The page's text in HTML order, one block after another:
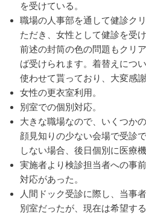
を受けている。
職場の人事部を通して健診ク
ただき、女性として健診を受
前述の封筒の色の問題もクリ
ば受けられます。着替えにつ
使わせて貰っており、大変感謝
女性の更衣室利用。
別室での個別対応。
大きな職場なので、いくつか
顔見知りの少ない会場で受診
しない場合、後日個別に医療
実施者より検診担当者への事
対応があった。
人間ドック受診に際し、当事
別室だったが、現在は希望す